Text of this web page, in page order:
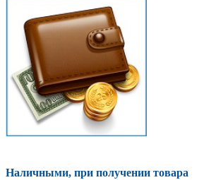
Наличными, при получении товара